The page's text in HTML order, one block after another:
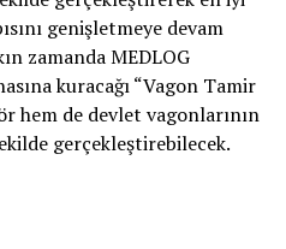
genişletmeye devam
zamanda MEDLOG
kuracağı “Vagon Tamir
hem de devlet vagonlarının
gerçekleştirebilecek.